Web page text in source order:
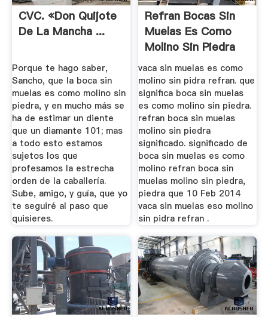
CVC. «Don Quijote
De La Mancha ...
Porque te hago saber,
Sancho, que la boca sin
muelas es como molino sin
piedra, y en mucho más se
ha de estimar un diente
que un diamante 101; mas
a todo esto estamos
sujetos los que
profesamos la estrecha
orden de la caballería.
Sube, amigo, y guía, que yo
te seguiré al paso que
quisieres.
Refran Bocas Sin
Muelas Es Como
Molino Sin Piedra
vaca sin muelas es como
molino sin pidra refran. que
significa boca sin muelas
es como molino sin piedra.
refran boca sin muelas
molino sin piedra
significado. significado de
boca sin muelas es como
molino refran boca sin
muelas molino sin piedra,
piedra que 10 Feb 2014
vaca sin muelas eso molino
sin pidra refran .